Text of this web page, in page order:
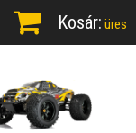
Kosár: üres